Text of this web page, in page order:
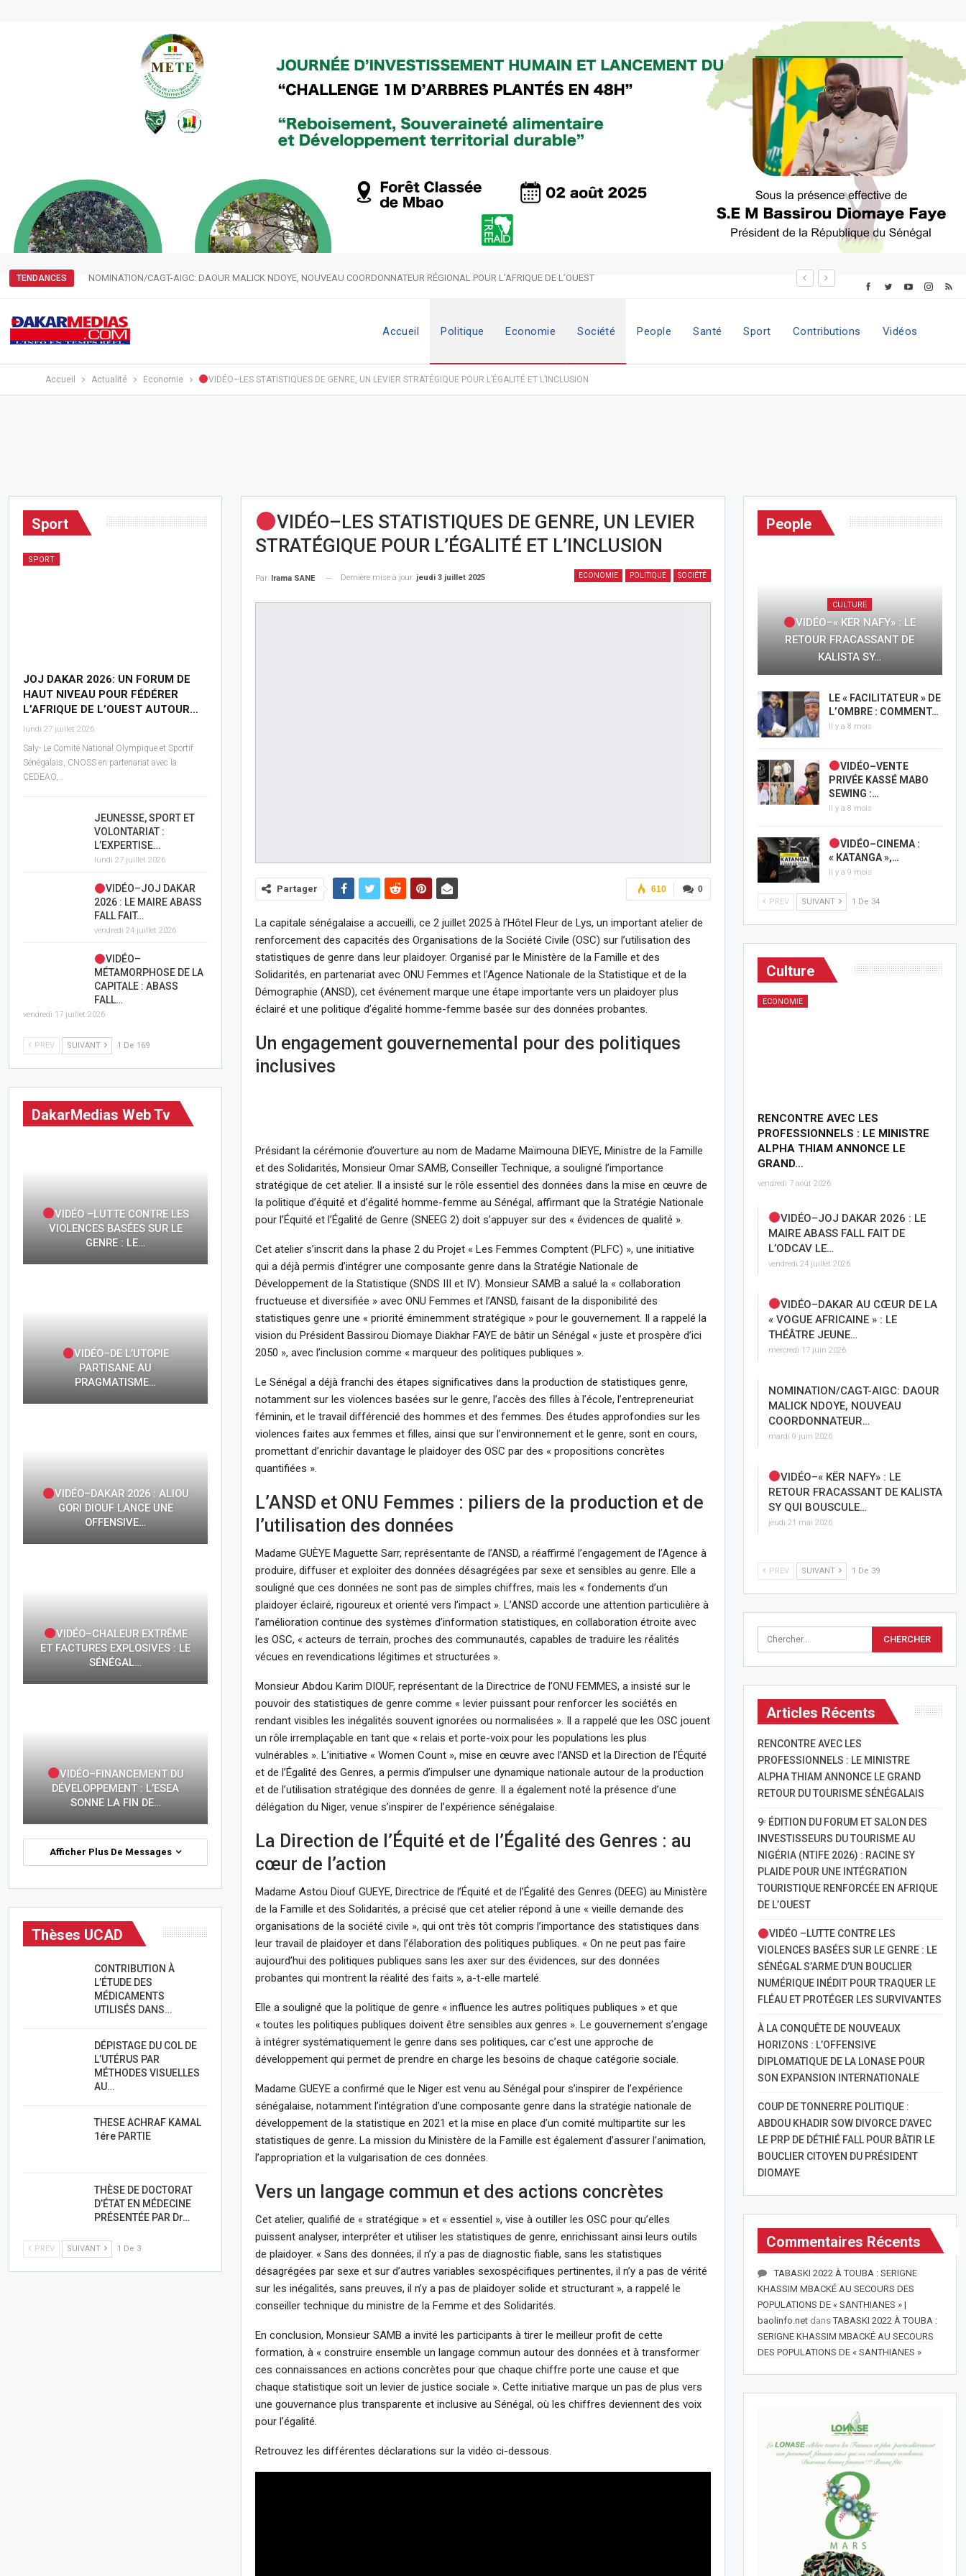
TENDANCES NOMINATION/CAGT-AIGC: DAOUR MALICK NDOYE, NOUVEAU COORDONNATEUR RÉGIONAL POUR L’AFRIQUE DE L’OUEST
Accueil Politique Economie Société People Santé Sport Contributions Vidéos
Accueil Actualité Economie VIDÉO–LES STATISTIQUES DE GENRE, UN LEVIER STRATÉGIQUE POUR L’ÉGALITÉ ET L’INCLUSION
VIDÉO–LES STATISTIQUES DE GENRE, UN LEVIER
STRATÉGIQUE POUR L’ÉGALITÉ ET L’INCLUSION
ECONOMIE POLITIQUE SOCIÉTÉ
Par Irama SANE Dernière mise à jour jeudi 3 juillet 2025
0
610
Partager
La capitale sénégalaise a accueilli, ce 2 juillet 2025 à l’Hôtel Fleur de Lys, un important atelier de
renforcement des capacités des Organisations de la Société Civile (OSC) sur l’utilisation des
statistiques de genre dans leur plaidoyer. Organisé par le Ministère de la Famille et des
Solidarités, en partenariat avec ONU Femmes et l’Agence Nationale de la Statistique et de la
Démographie (ANSD), cet événement marque une étape importante vers un plaidoyer plus
éclairé et une politique d’égalité homme-femme basée sur des données probantes.
Un engagement gouvernemental pour des politiques
inclusives
Présidant la cérémonie d’ouverture au nom de Madame Maïmouna DIEYE, Ministre de la Famille
et des Solidarités, Monsieur Omar SAMB, Conseiller Technique, a souligné l’importance
stratégique de cet atelier. Il a insisté sur le rôle essentiel des données dans la mise en œuvre de
la politique d’équité et d’égalité homme-femme au Sénégal, affirmant que la Stratégie Nationale
pour l’Équité et l’Égalité de Genre (SNEEG 2) doit s’appuyer sur des « évidences de qualité ».
Cet atelier s’inscrit dans la phase 2 du Projet « Les Femmes Comptent (PLFC) », une initiative
qui a déjà permis d’intégrer une composante genre dans la Stratégie Nationale de
Développement de la Statistique (SNDS III et IV). Monsieur SAMB a salué la « collaboration
fructueuse et diversifiée » avec ONU Femmes et l’ANSD, faisant de la disponibilité des
statistiques genre une « priorité éminemment stratégique » pour le gouvernement. Il a rappelé la
vision du Président Bassirou Diomaye Diakhar FAYE de bâtir un Sénégal « juste et prospère d’ici
2050 », avec l’inclusion comme « marqueur des politiques publiques ».
Le Sénégal a déjà franchi des étapes significatives dans la production de statistiques genre,
notamment sur les violences basées sur le genre, l’accès des filles à l’école, l’entrepreneuriat
féminin, et le travail différencié des hommes et des femmes. Des études approfondies sur les
violences faites aux femmes et filles, ainsi que sur l’environnement et le genre, sont en cours,
promettant d’enrichir davantage le plaidoyer des OSC par des « propositions concrètes
quantifiées ».
L’ANSD et ONU Femmes : piliers de la production et de
l’utilisation des données
Madame GUÈYE Maguette Sarr, représentante de l’ANSD, a réaffirmé l’engagement de l’Agence à
produire, diffuser et exploiter des données désagrégées par sexe et sensibles au genre. Elle a
souligné que ces données ne sont pas de simples chiffres, mais les « fondements d’un
plaidoyer éclairé, rigoureux et orienté vers l’impact ». L’ANSD accorde une attention particulière à
l’amélioration continue des systèmes d’information statistiques, en collaboration étroite avec
les OSC, « acteurs de terrain, proches des communautés, capables de traduire les réalités
vécues en revendications légitimes et structurées ».
Monsieur Abdou Karim DIOUF, représentant de la Directrice de l’ONU FEMMES, a insisté sur le
pouvoir des statistiques de genre comme « levier puissant pour renforcer les sociétés en
rendant visibles les inégalités souvent ignorées ou normalisées ». Il a rappelé que les OSC jouent
un rôle irremplaçable en tant que « relais et porte-voix pour les populations les plus
vulnérables ». L’initiative « Women Count », mise en œuvre avec l’ANSD et la Direction de l’Équité
et de l’Égalité des Genres, a permis d’impulser une dynamique nationale autour de la production
et de l’utilisation stratégique des données de genre. Il a également noté la présence d’une
délégation du Niger, venue s’inspirer de l’expérience sénégalaise.
La Direction de l’Équité et de l’Égalité des Genres : au
cœur de l’action
Madame Astou Diouf GUEYE, Directrice de l’Équité et de l’Égalité des Genres (DEEG) au Ministère
de la Famille et des Solidarités, a précisé que cet atelier répond à une « vieille demande des
organisations de la société civile », qui ont très tôt compris l’importance des statistiques dans
leur travail de plaidoyer et dans l’élaboration des politiques publiques. « On ne peut pas faire
aujourd’hui des politiques publiques sans les axer sur des évidences, sur des données
probantes qui montrent la réalité des faits », a-t-elle martelé.
Elle a souligné que la politique de genre « influence les autres politiques publiques » et que
« toutes les politiques publiques doivent être sensibles aux genres ». Le gouvernement s’engage
à intégrer systématiquement le genre dans ses politiques, car c’est une approche de
développement qui permet de prendre en charge les besoins de chaque catégorie sociale.
Madame GUEYE a confirmé que le Niger est venu au Sénégal pour s’inspirer de l’expérience
sénégalaise, notamment l’intégration d’une composante genre dans la stratégie nationale de
développement de la statistique en 2021 et la mise en place d’un comité multipartite sur les
statistiques de genre. La mission du Ministère de la Famille est également d’assurer l’animation,
l’appropriation et la vulgarisation de ces données.
Vers un langage commun et des actions concrètes
Cet atelier, qualifié de « stratégique » et « essentiel », vise à outiller les OSC pour qu’elles
puissent analyser, interpréter et utiliser les statistiques de genre, enrichissant ainsi leurs outils
de plaidoyer. « Sans des données, il n’y a pas de diagnostic fiable, sans les statistiques
désagrégées par sexe et sur d’autres variables sexospécifiques pertinentes, il n’y a pas de vérité
sur les inégalités, sans preuves, il n’y a pas de plaidoyer solide et structurant », a rappelé le
conseiller technique du ministre de la Femme et des Solidarités.
En conclusion, Monsieur SAMB a invité les participants à tirer le meilleur profit de cette
formation, à « construire ensemble un langage commun autour des données et à transformer
ces connaissances en actions concrètes pour que chaque chiffre porte une cause et que
chaque statistique soit un levier de justice sociale ». Cette initiative marque un pas de plus vers
une gouvernance plus transparente et inclusive au Sénégal, où les chiffres deviennent des voix
pour l’égalité.
Retrouvez les différentes déclarations sur la vidéo ci-dessous.
People
CULTURE
VIDÉO–« KËR NAFY» : LE
RETOUR FRACASSANT DE
KALISTA SY…
LE « FACILITATEUR » DE
L’OMBRE : COMMENT…
Il y a 8 mois
VIDÉO–VENTE
PRIVÉE KASSÉ MABO
SEWING :…
Il y a 8 mois
VIDÉO–CINEMA :
« KATANGA »,…
Il y a 9 mois
PREV SUIVANT 1 De 34
Culture
ECONOMIE
RENCONTRE AVEC LES
PROFESSIONNELS : LE MINISTRE
ALPHA THIAM ANNONCE LE
GRAND…
vendredi 7 août 2026
VIDÉO–JOJ DAKAR 2026 : LE
MAIRE ABASS FALL FAIT DE
L’ODCAV LE…
vendredi 24 juillet 2026
VIDÉO–DAKAR AU CŒUR DE LA
« VOGUE AFRICAINE » : LE
THÉÂTRE JEUNE…
mercredi 17 juin 2026
NOMINATION/CAGT-AIGC: DAOUR
MALICK NDOYE, NOUVEAU
COORDONNATEUR…
mardi 9 juin 2026
VIDÉO–« KËR NAFY» : LE
RETOUR FRACASSANT DE KALISTA
SY QUI BOUSCULE…
jeudi 21 mai 2026
PREV SUIVANT 1 De 39
Articles Récents
RENCONTRE AVEC LES
PROFESSIONNELS : LE MINISTRE
ALPHA THIAM ANNONCE LE GRAND
RETOUR DU TOURISME SÉNÉGALAIS
9ᵉ ÉDITION DU FORUM ET SALON DES
INVESTISSEURS DU TOURISME AU
NIGÉRIA (NTIFE 2026) : RACINE SY
PLAIDE POUR UNE INTÉGRATION
TOURISTIQUE RENFORCÉE EN AFRIQUE
DE L’OUEST
VIDÉO –LUTTE CONTRE LES
VIOLENCES BASÉES SUR LE GENRE : LE
SÉNÉGAL S’ARME D’UN BOUCLIER
NUMÉRIQUE INÉDIT POUR TRAQUER LE
FLÉAU ET PROTÉGER LES SURVIVANTES
À LA CONQUÊTE DE NOUVEAUX
HORIZONS : L’OFFENSIVE
DIPLOMATIQUE DE LA LONASE POUR
SON EXPANSION INTERNATIONALE
COUP DE TONNERRE POLITIQUE :
ABDOU KHADIR SOW DIVORCE D’AVEC
LE PRP DE DÉTHIÉ FALL POUR BÂTIR LE
BOUCLIER CITOYEN DU PRÉSIDENT
DIOMAYE
Commentaires Récents
TABASKI 2022 À TOUBA : SERIGNE
KHASSIM MBACKÉ AU SECOURS DES
POPULATIONS DE « SANTHIANES » |
baolinfo.netdansTABASKI 2022 À TOUBA :
SERIGNE KHASSIM MBACKÉ AU SECOURS
DES POPULATIONS DE « SANTHIANES »
Sport
SPORT
JOJ DAKAR 2026: UN FORUM DE
HAUT NIVEAU POUR FÉDÉRER
L’AFRIQUE DE L’OUEST AUTOUR…
lundi 27 juillet 2026
Saly- Le Comité National Olympique et Sportif
Sénégalais, CNOSS en partenariat avec la
CEDEAO,…
JEUNESSE, SPORT ET
VOLONTARIAT :
L’EXPERTISE…
lundi 27 juillet 2026
VIDÉO–JOJ DAKAR
2026 : LE MAIRE ABASS
FALL FAIT…
vendredi 24 juillet 2026
VIDÉO–
MÉTAMORPHOSE DE LA
CAPITALE : ABASS
FALL…
vendredi 17 juillet 2026
PREV SUIVANT 1 De 169
DakarMedias Web Tv
VIDÉO –LUTTE CONTRE LES
VIOLENCES BASÉES SUR LE
GENRE : LE…
VIDÉO–DE L’UTOPIE
PARTISANE AU
PRAGMATISME…
VIDÉO–DAKAR 2026 : ALIOU
GORI DIOUF LANCE UNE
OFFENSIVE…
VIDÉO–CHALEUR EXTRÊME
ET FACTURES EXPLOSIVES : LE
SÉNÉGAL…
VIDÉO–FINANCEMENT DU
DÉVELOPPEMENT : L’ESEA
SONNE LA FIN DE…
Afficher Plus De Messages
Thèses UCAD
CONTRIBUTION À
L’ÉTUDE DES
MÉDICAMENTS
UTILISÉS DANS…
DÉPISTAGE DU COL DE
L’UTÉRUS PAR
MÉTHODES VISUELLES
AU…
THESE ACHRAF KAMAL
1ére PARTIE
THÈSE DE DOCTORAT
D’ÉTAT EN MÉDECINE
PRÉSENTÉE PAR Dr…
PREV SUIVANT 1 De 3